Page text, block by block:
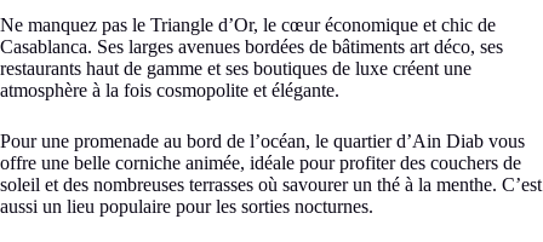
Ne manquez pas le Triangle d’Or, le cœur économique et chic de
Casablanca. Ses larges avenues bordées de bâtiments art déco, ses
restaurants haut de gamme et ses boutiques de luxe créent une
atmosphère à la fois cosmopolite et élégante.
Pour une promenade au bord de l’océan, le quartier d’Ain Diab vous
offre une belle corniche animée, idéale pour profiter des couchers de
soleil et des nombreuses terrasses où savourer un thé à la menthe. C’est
aussi un lieu populaire pour les sorties nocturnes.